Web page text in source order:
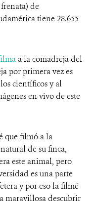
de
tiene 28.655
a la comadreja del
por primera vez es
científicos y al
en vivo de este
que filmó a la
de su finca,
este animal, pero
es una parte
y por eso la filmé
maravillosa descubrir